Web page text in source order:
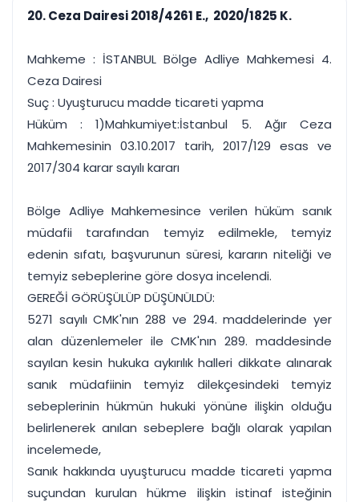
Duruşma ve görev
takvimi
Bildirim
Süreleri asla kaçırmayın
takibi
rapor
Tek panelde uçtan uca yönetim
UYAP & UETS entegrasyonundan finansa, hepsi bir arada.
Tüm özellikleri inceleyin Ücretsiz Başlayın
20. Ceza Dairesi 2018/4261 E., 2020/1825 K.
Mahkeme : İSTANBUL Bölge Adliye Mahkemesi 4.
Ceza Dairesi
Suç : Uyuşturucu madde ticareti yapma
Hüküm : 1)Mahkumiyet:İstanbul 5. Ağır Ceza
Mahkemesinin 03.10.2017 tarih, 2017/129 esas ve
2017/304 karar sayılı kararı
Bölge Adliye Mahkemesince verilen hüküm sanık
müdafii tarafından temyiz edilmekle, temyiz
edenin sıfatı, başvurunun süresi, kararın niteliği ve
temyiz sebeplerine göre dosya incelendi.
GEREĞİ GÖRÜŞÜLÜP DÜŞÜNÜLDÜ:
5271 sayılı CMK'nın 288 ve 294. maddelerinde yer
alan düzenlemeler ile CMK'nın 289. maddesinde
sayılan kesin hukuka aykırılık halleri dikkate alınarak
sanık müdafiinin temyiz dilekçesindeki temyiz
sebeplerinin hükmün hukuki yönüne ilişkin olduğu
belirlenerek anılan sebeplere bağlı olarak yapılan
incelemede,
Sanık hakkında uyuşturucu madde ticareti yapma
suçundan kurulan hükme ilişkin istinaf isteğinin